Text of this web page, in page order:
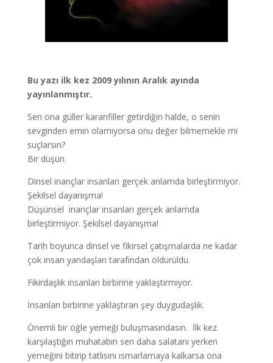
Bu yazı ilk kez 2009 yılının Aralık ayında
yayınlanmıştır.
Sen ona güller karanfiller getirdiğin halde, o senin
sevginden emin olamıyorsa onu değer bilmemekle mi
suçlarsın?
Bir düşün.
Dinsel inançlar insanları gerçek anlamda birleştirmiyor.
Şekilsel dayanışma!
Düşünsel inançlar insanları gerçek anlamda
birleştirmiyor. Şekilsel dayanışma!
Tarih boyunca dinsel ve fikirsel çatışmalarda ne kadar
çok insan yandaşları tarafından öldürüldü.
Fikirdaşlık insanları birbirine yaklaştırmıyor.
İnsanları birbirine yaklaştıran şey duygudaşlık.
Önemli bir öğle yemeği buluşmasındasın. İlk kez
karşılaştığın muhatabın sen daha salatanı yerken
yemeğini bitirip tatlısını ısmarlamaya kalkarsa ona